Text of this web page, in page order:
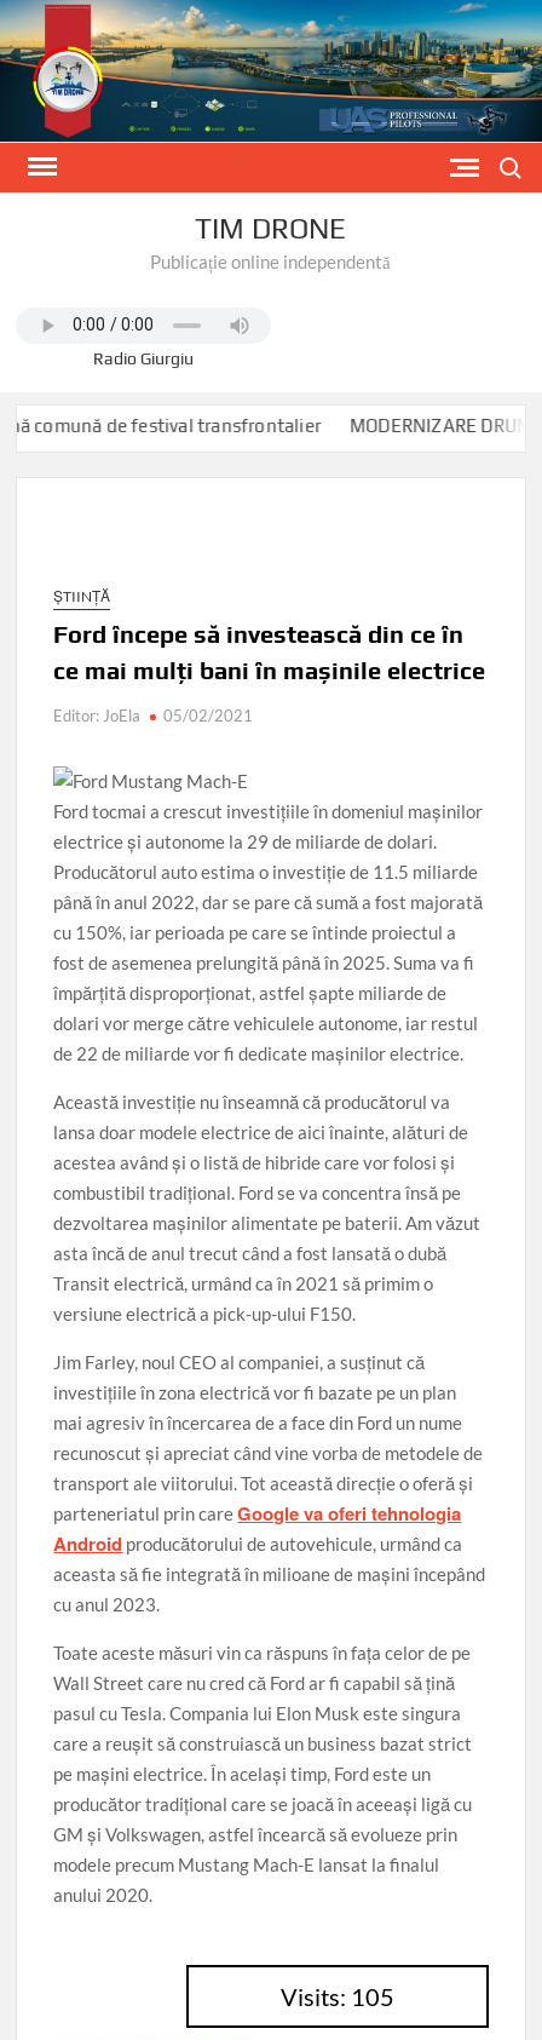
Skip
to
content
TIM DRONE
Publicație online independentă
Radio Giurgiu
comună de festival transfrontalier MODERNIZARE DRUM
ȘTIINȚĂ
Ford începe să investească din ce în
ce mai mulți bani în mașinile electrice
Editor: JoEla 05/02/2021
Ford tocmai a crescut investițiile în domeniul mașinilor
electrice și autonome la 29 de miliarde de dolari.
Producătorul auto estima o investiție de 11.5 miliarde
până în anul 2022, dar se pare că sumă a fost majorată
cu 150%, iar perioada pe care se întinde proiectul a
fost de asemenea prelungită până în 2025. Suma va fi
împărțită disproporționat, astfel șapte miliarde de
dolari vor merge către vehiculele autonome, iar restul
de 22 de miliarde vor fi dedicate mașinilor electrice.
Această investiție nu înseamnă că producătorul va
lansa doar modele electrice de aici înainte, alături de
acestea având și o listă de hibride care vor folosi și
combustibil tradițional. Ford se va concentra însă pe
dezvoltarea mașinilor alimentate pe baterii. Am văzut
asta încă de anul trecut când a fost lansată o dubă
Transit electrică, urmând ca în 2021 să primim o
versiune electrică a pick-up-ului F150.
Jim Farley, noul CEO al companiei, a susținut că
investițiile în zona electrică vor fi bazate pe un plan
mai agresiv în încercarea de a face din Ford un nume
recunoscut și apreciat când vine vorba de metodele de
transport ale viitorului. Tot această direcție o oferă și
parteneriatul prin careGoogle va oferi tehnologia
Android producătorului de autovehicule, urmând ca
aceasta să fie integrată în milioane de mașini începând
cu anul 2023.
Toate aceste măsuri vin ca răspuns în fața celor de pe
Wall Street care nu cred că Ford ar fi capabil să țină
pasul cu Tesla. Compania lui Elon Musk este singura
care a reușit să construiască un business bazat strict
pe mașini electrice. În același timp, Ford este un
producător tradițional care se joacă în aceeași ligă cu
GM și Volkswagen, astfel încearcă să evolueze prin
modele precum Mustang Mach-E lansat la finalul
anului 2020.
Visits: 105